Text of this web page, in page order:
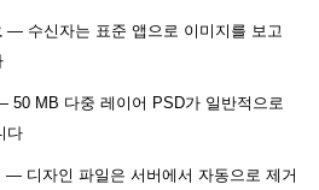
— 수신자는 표준 앱으로 이미지를 보고
50 MB 다중 레이어 PSD가 일반적으로
다
— 디자인 파일은 서버에서 자동으로 제거